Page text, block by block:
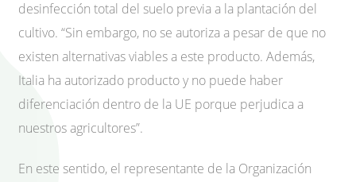
desinfección total del suelo previa a la plantación del
cultivo. “Sin embargo, no se autoriza a pesar de que no
existen alternativas viables a este producto. Además,
Italia ha autorizado producto y no puede haber
diferenciación dentro de la UE porque perjudica a
nuestros agricultores”.
En este sentido, el representante de la Organización